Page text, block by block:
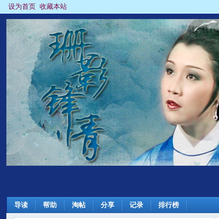
设为首页 收藏本站
导读 帮助 淘帖 分享 记录 排行榜